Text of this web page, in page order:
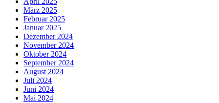
März 2025
Februar 2025
Januar 2025
Dezember 2024
November 2024
Oktober 2024
September 2024
August 2024
Juli 2024
Juni 2024
Mai 2024